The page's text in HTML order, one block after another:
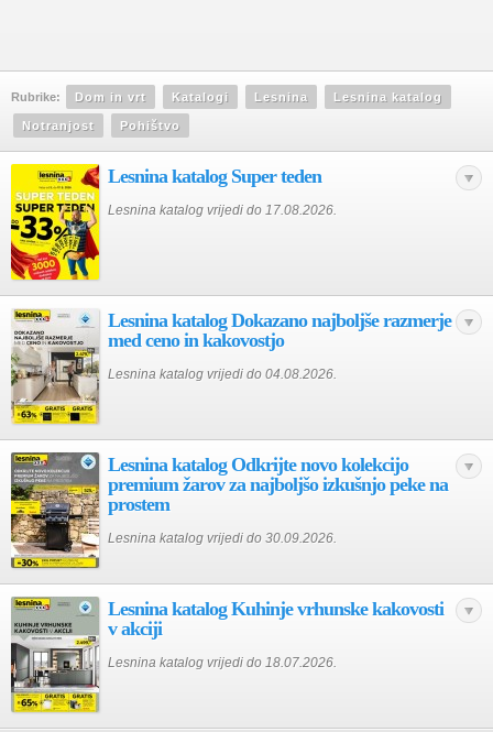
Rubrike: Dom in vrt Katalogi Lesnina Lesnina katalog
Notranjost Pohištvo
Lesnina katalog Super teden
Lesnina katalog vrijedi do 17.08.2026.
Lesnina katalog Dokazano najboljše razmerje
med ceno in kakovostjo
Lesnina katalog vrijedi do 04.08.2026.
Lesnina katalog Odkrijte novo kolekcijo
premium žarov za najboljšo izkušnjo peke na
prostem
Lesnina katalog vrijedi do 30.09.2026.
Lesnina katalog Kuhinje vrhunske kakovosti
v akciji
Lesnina katalog vrijedi do 18.07.2026.